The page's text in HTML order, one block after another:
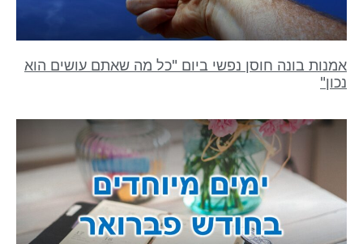
אמנות בונה חוסן נפשי ביום "כל מה שאתם עושים הוא
נכון"